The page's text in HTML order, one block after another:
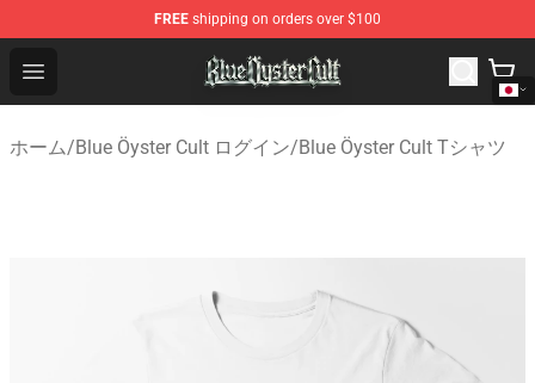
FREE shipping on orders over $100
Open menu
Blue Öyster Cult Store - Official Blue Öyster Cult
ホーム/Blue Öyster Cult ログイン/Blue Öyster Cult Tシャツ